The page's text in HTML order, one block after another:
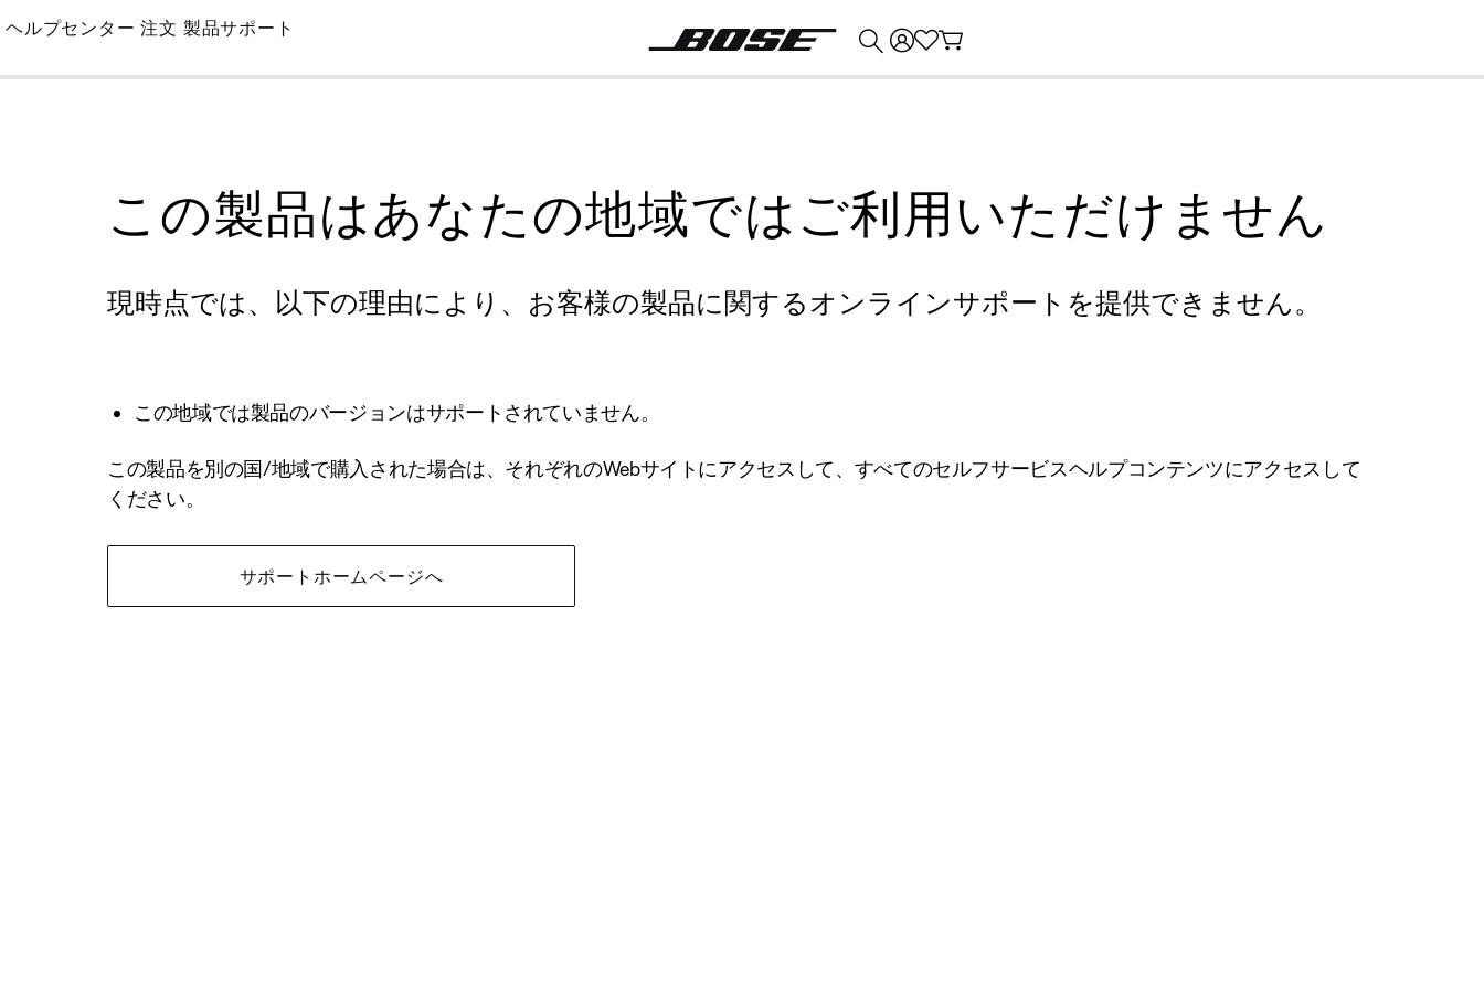
Skip
Main
ヘルプセンター 注文 製品サポート
この製品はあなたの地域ではご利用いただけません
現時点では、以下の理由により、お客様の製品に関するオンラインサポートを提供できません。
この地域では製品のバージョンはサポートされていません。
この製品を別の国/地域で購入された場合は、それぞれのWebサイトにアクセスして、すべてのセルフサービスヘルプコンテンツにアクセスして
ください。
サポートホームページへ